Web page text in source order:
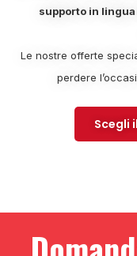
supporto in
Le nostre offerte
perdere
Scegli